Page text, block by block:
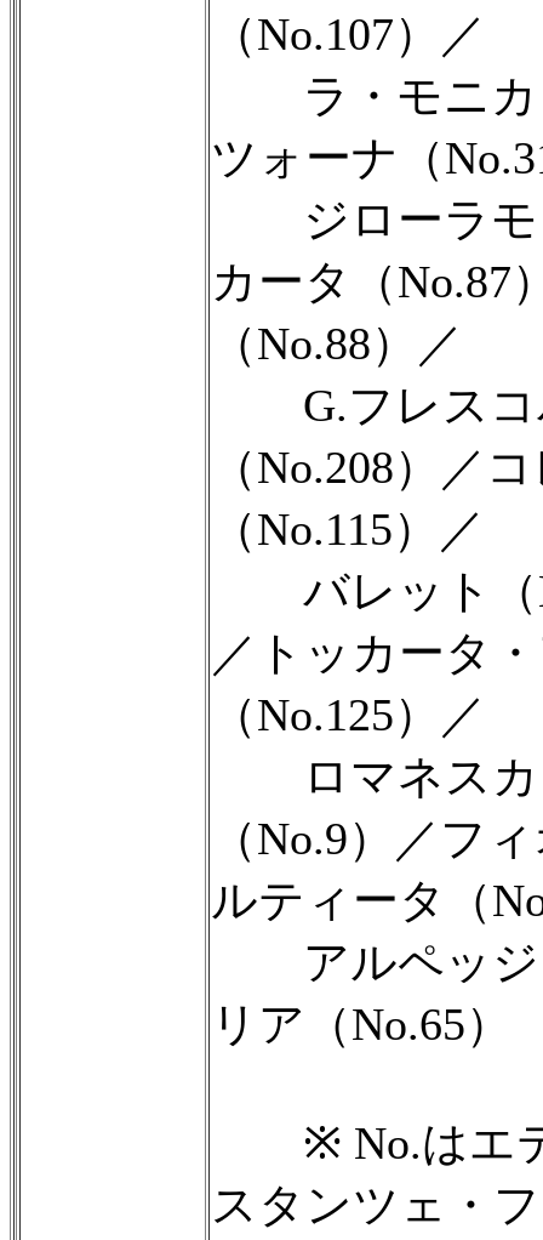
（No.107）／
ラ・モニカ
ツォーナ（
ジローラモ
カータ（No.87
（No.88）／
G.フレスコ
（No.208）／
（No.115）／
バレット（
／トッカータ
（No.125）／
ロマネスカ
（No.9）／フ
ルティータ（
アルペッジ
リア（No.65）
※ No.はエテ
スタンツェ・